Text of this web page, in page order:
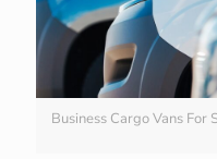
Business Cargo Vans